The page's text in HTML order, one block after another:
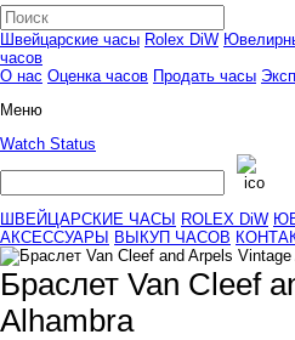
Швейцарские часы Rolex DiW
часов
О нас Оценка часов Продать часы
Меню
Watch Status
ШВЕЙЦАРСКИЕ ЧАСЫ ROLEX DiW
АКСЕССУАРЫ
ВЫКУП ЧАСОВ
Браслет Van Cleef
Alhambra